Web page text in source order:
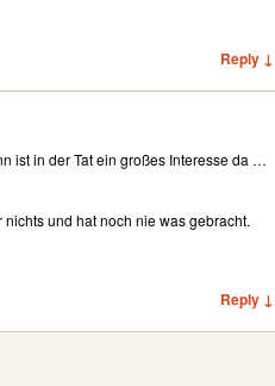
Reply ↓
ist in der Tat ein großes Interesse da …
und hat noch nie was gebracht.
Reply ↓